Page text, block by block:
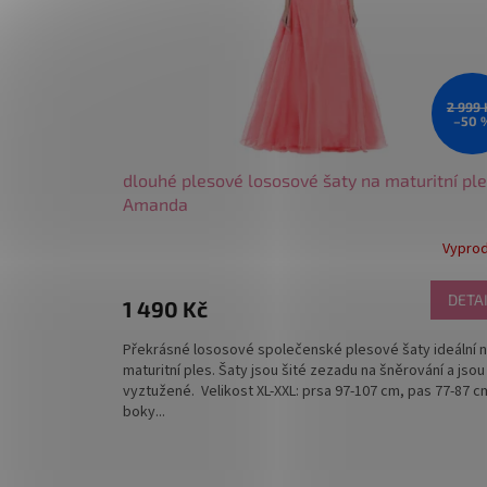
2 999
–50
dlouhé plesové lososové šaty na maturitní
Amanda
1 490 Kč
Překrásné lososové společenské plesové šaty ideální
maturitní ples. Šaty jsou šité zezadu na šněrování a jsou
vyztužené. Velikost XL-XXL: prsa 97-107 cm, pas 77-87
boky...